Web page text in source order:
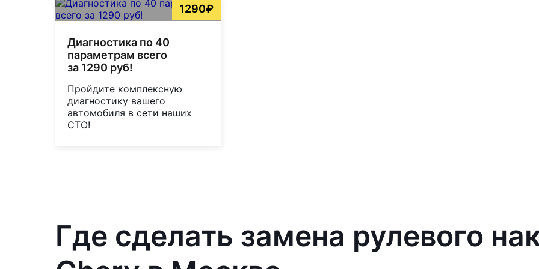
1290₽
Диагностика по 40
параметрам всего
за 1290 руб!
Пройдите комплексную
диагностику вашего
автомобиля в сети наших
СТО!
Где сделать замена рулевого